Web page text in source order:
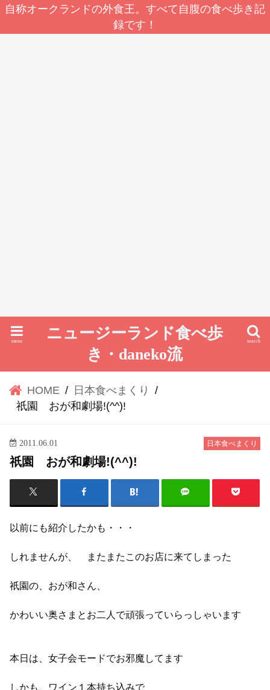
自称オークランドの外食王。すべて自腹の食べ歩き記
録です！
ニュージーランド食べ歩
き・daneko流
search
menu
HOME
日本食べまくり
祇園 おが和劇場!(^^)!
日本食べまくり
2011.06.01
祇園 おが和劇場!(^^)!
以前にも紹介したかも・・・
しれませんが、 またまたこのお店に来てしまった
祇園の、おが和さん、
かわいい奥さまとお二人で頑張っていらっしゃいます
本日は、女子会モードでお邪魔してます
しかも、ワイン１本持ち込みで